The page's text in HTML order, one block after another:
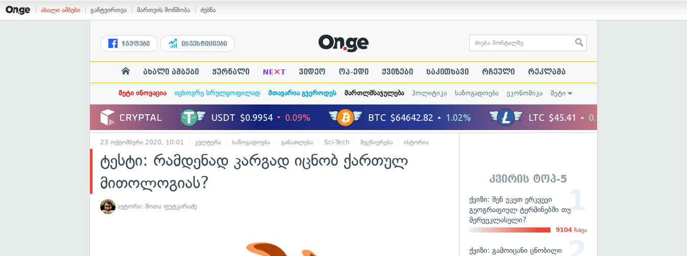
ახალი ამბები განტვირთვა მართვის მოწმობა ძებნა
ჯგუფები ინვესტიციები
ახალი ამბები ჟურნალი NE×T ვიდეო ოპ-ედი ქვიზები საკითხავი რჩეული რეკლამა
მეტი ინოვაცია იცხოვრე სრულყოფილად მთავარია გჯეროდეს მართლმსაჯულება პოლიტიკა საზოგადოება ეკონომიკა მეტი
23 ოქტომბერი 2020, 10:01 კულტურა საზოგადოება განათლება Sci-Tech მეცნიერება ისტორია
ტესტი: რამდენად კარგად იცნობ ქართულ
მითოლოგიას?
ავტორი: შოთა ფუტკარაძე
კვირის ტოპ-5
ქვიზი: შენ უკეთ ერკვევი
გეოგრაფიულ ტერმინებში თუ
მერვეკლასელი?
9104 ნახვა
ქვიზი: გამოიცანი ცნობილი